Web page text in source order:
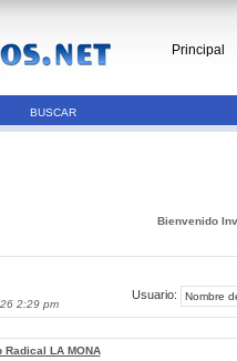
Principal
BUSCAR
Bienvenido
2:29 pm
Usuario:
Radical LA MONA